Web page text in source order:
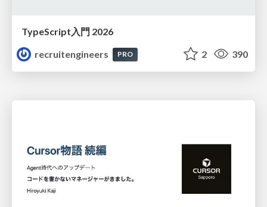
TypeScript入門 2026
recruitengineers
PRO 2 390